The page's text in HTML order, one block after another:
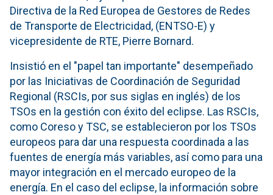
Directiva de la Red Europea de Gestores de Redes
de Transporte de Electricidad, (ENTSO-E) y
vicepresidente de RTE, Pierre Bornard.
Insistió en el "papel tan importante" desempeñado
por las Iniciativas de Coordinación de Seguridad
Regional (RSCIs, por sus siglas en inglés) de los
TSOs en la gestión con éxito del eclipse. Las RSCIs,
como Coreso y TSC, se establecieron por los TSOs
europeos para dar una respuesta coordinada a las
fuentes de energía más variables, así como para una
mayor integración en el mercado europeo de la
energía. En el caso del eclipse, la información sobre